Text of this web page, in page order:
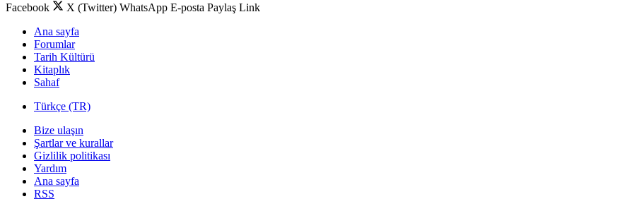
Facebook
X (Twitter) WhatsApp E-posta Paylaş Link
Ana sayfa
Forumlar
Tarih Kültürü
Kitaplık
Sahaf
Türkçe (TR)
Bize ulaşın
Şartlar ve kurallar
Gizlilik politikası
Yardım
Ana sayfa
RSS